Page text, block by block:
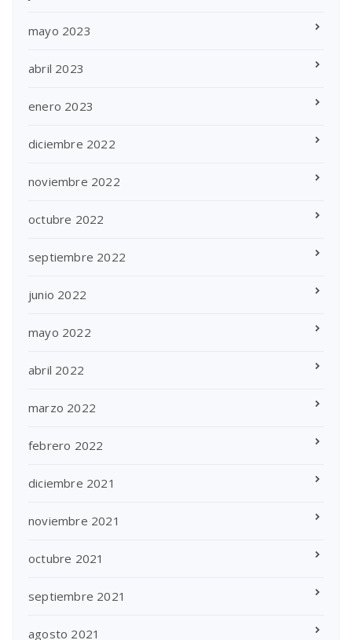
mayo 2023
abril 2023
enero 2023
diciembre 2022
noviembre 2022
octubre 2022
septiembre 2022
junio 2022
mayo 2022
abril 2022
marzo 2022
febrero 2022
diciembre 2021
noviembre 2021
octubre 2021
septiembre 2021
agosto 2021